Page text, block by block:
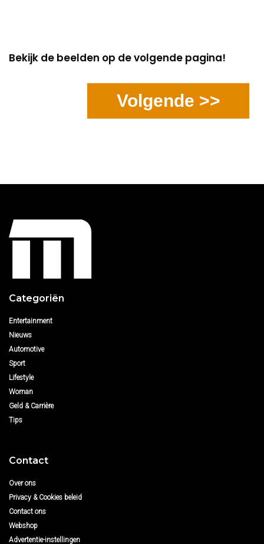
Bekijk de beelden op de volgende pagina!
Volgende >>
Categoriën
Entertainment
Nieuws
Automotive
Sport
Lifestyle
Woman
Geld & Carrière
Tips
Contact
Over ons
Privacy & Cookies beleid
Contact ons
Webshop
Advertentie-instellingen